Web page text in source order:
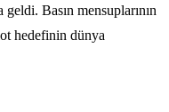
Basın mensuplarının
hedefinin dünya